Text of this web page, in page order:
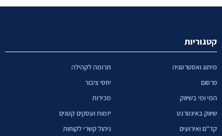
קטגוריות
מיתוג ואסטרטגיה
פרסום
המי ומי בשיווק
שיווק באינטרנט
קד"ם ואירועים
תרומה לקהילה
יחסי ציבור
מכירות
יזמות ועסקים קטנים
ניהול קשרי לקוחות